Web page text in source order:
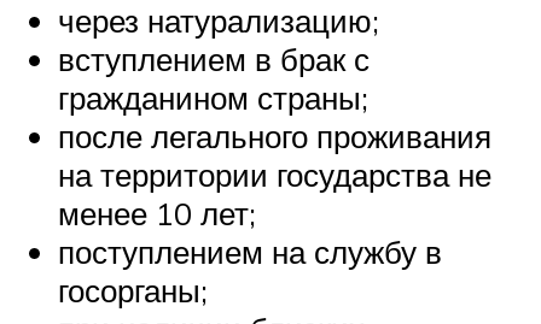
через натурализацию;
вступлением в брак с
гражданином страны;
после легального проживания
на территории государства не
менее 10 лет;
поступлением на службу в
госорганы;